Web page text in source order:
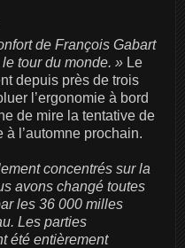
de François Gabart
tour du monde. » Le
depuis près de trois
l’ergonomie à bord
de mire la tentative de
l’automne prochain.
concentrés sur la
avons changé toutes
les 36 000 milles
Les parties
été entièrement